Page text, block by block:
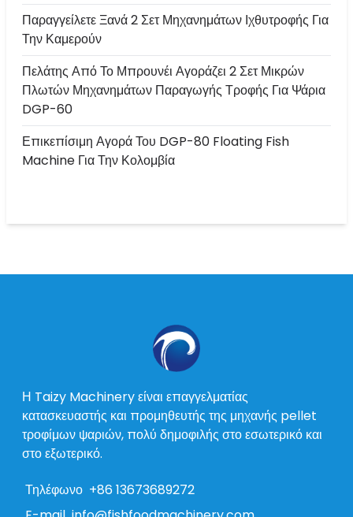
Παραγγείλετε Ξανά 2 Σετ Μηχανημάτων Ιχθυτροφής Για
Την Καμερούν
Πελάτης Από Το Μπρουνέι Αγοράζει 2 Σετ Μικρών
Πλωτών Μηχανημάτων Παραγωγής Τροφής Για Ψάρια
DGP-60
Επικεπίσιμη Αγορά Του DGP-80 Floating Fish
Machine Για Την Κολομβία
Η Taizy Machinery είναι επαγγελματίας
κατασκευαστής και προμηθευτής της μηχανής pellet
τροφίμων ψαριών, πολύ δημοφιλής στο εσωτερικό και
στο εξωτερικό.
Τηλέφωνο +86 13673689272